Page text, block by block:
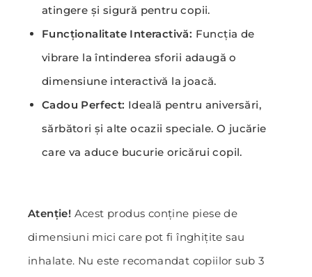
atingere și sigură pentru copii.
Funcționalitate Interactivă: Funcția de
vibrare la întinderea sforii adaugă o
dimensiune interactivă la joacă.
Cadou Perfect: Ideală pentru aniversări,
sărbători și alte ocazii speciale. O jucărie
care va aduce bucurie oricărui copil.
Atenție! Acest produs conține piese de
dimensiuni mici care pot fi înghițite sau
inhalate. Nu este recomandat copiilor sub 3